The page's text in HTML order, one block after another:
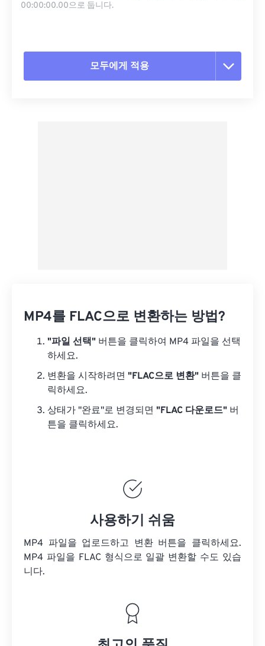
00:00:00.00으로 둡니다.
모두에게 적용
MP4를 FLAC으로 변환하는 방법?
"파일 선택" 버튼을 클릭하여 MP4 파일을 선택
하세요.
변환을 시작하려면 "FLAC으로 변환" 버튼을 클
릭하세요.
상태가 "완료"로 변경되면 "FLAC 다운로드" 버
튼을 클릭하세요.
사용하기 쉬움
MP4 파일을 업로드하고 변환 버튼을 클릭하세요.
MP4 파일을 FLAC 형식으로 일괄 변환할 수도 있습
니다.